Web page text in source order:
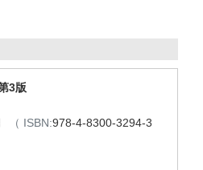
3版
（ ISBN:978-4-8300-3294-3